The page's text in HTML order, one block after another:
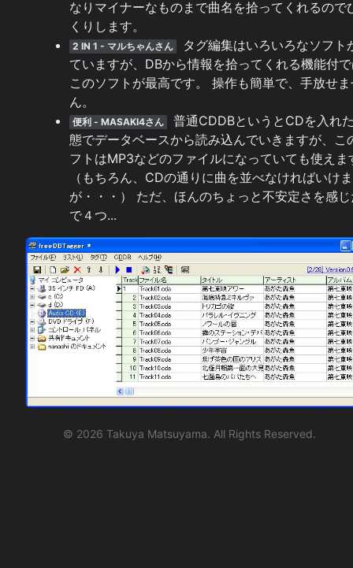
なりマイナーなものまで曲名を拾ってくれるので
くりします。
2 IN 1 - マルちゃんさん
タグ編集はいろいろなソフト
ていますが、DBから情報を拾ってくれる機能付
このソフトが最高です。 操作も簡単で、手放せ
ん。
便利 - MASAKI4さん
普通CDDBというとCDを入れ
態でデータベースから読み込んでいきますが、こ
フトはMP3などのファイルになっていても使えま
（もちろん、CDの通りに曲を並べなければいけ
が・・・） ただ、ほんのちょっと不安定さを感
で４つ...
© 2026 Takuya Matsuyama. All Rights Reserved.